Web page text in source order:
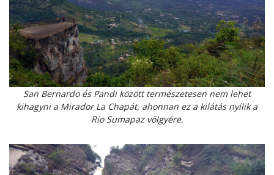
San Bernardo és Pandi között természetesen nem lehet
kihagyni a Mirador La Chapát, ahonnan ez a kilátás nyílik a
Rio Sumapaz völgyére.